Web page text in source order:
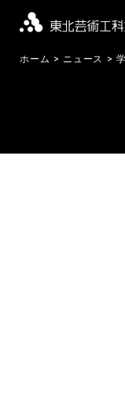
ホーム ニュース